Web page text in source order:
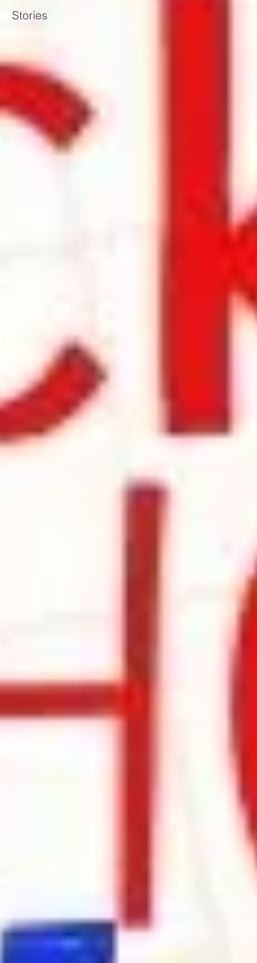
Stories